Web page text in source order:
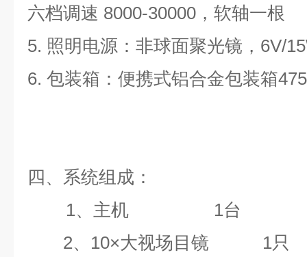
六档调速 8000-30000 ，软轴一根
5. 照明电源：非球面聚光镜， 6V/
6. 包装箱：便携式铝合金包装箱475
四、系统组成：
1、主机 1
2、 10×大视场目镜 1只